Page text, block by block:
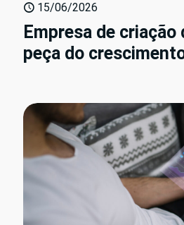
15/06/2026
Empresa de
peça do